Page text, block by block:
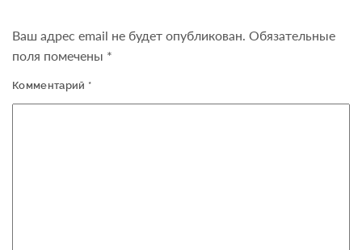
Ваш адрес email не будет опубликован. Обязательные
поля помечены *
Комментарий *